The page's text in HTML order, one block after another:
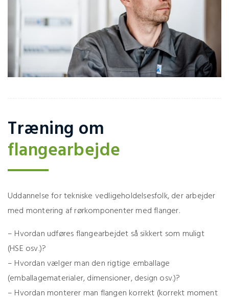
Træning om
flangearbejde
Uddannelse for tekniske vedligeholdelsesfolk, der arbejder
med montering af rørkomponenter med flanger.
– Hvordan udføres flangearbejdet så sikkert som muligt
(HSE osv.)?
– Hvordan vælger man den rigtige emballage
(emballagematerialer, dimensioner, design osv.)?
– Hvordan monterer man flangen korrekt (korrekt moment